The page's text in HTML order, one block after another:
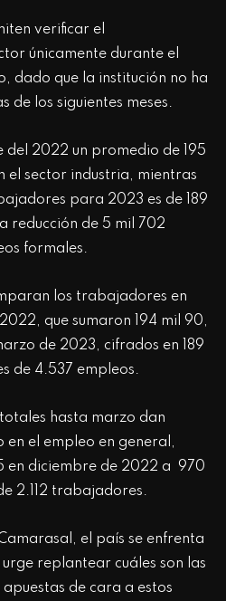
verificar el
únicamente durante el
dado que la institución no ha
de los siguientes meses.
del 2022 un promedio de 195
el sector industria, mientras
para 2023 es de 189
reducción de 5 mil 702
formales.
los trabajadores en
que sumaron 194 mil 90,
de 2023, cifrados en 189
de 4.537 empleos.
hasta marzo dan
en el empleo en general,
en diciembre de 2022 a 970
2.112 trabajadores.
el país se enfrenta
replantear cuáles son las
de cara a estos